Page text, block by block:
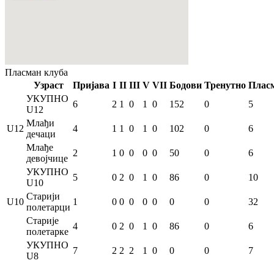
Пласман клуба
Узраст
Пријава I II III V VII Бодови Тренутно
U12
УКУПНО
U12
6 2 1 0 1 0 152 0
5
Млађи
дечаци
4 1 1 0 1 0 102 0
6
Млађе
девојчице
2 1 0 0 0 0 50 0 6
U10
УКУПНО
U10
5 0 2 0 1 0 86 0
10
Старији
полетарци
1 0 0 0 0 0 0 0
32
Старије
полетарке
4 0 2 0 1 0 86 0 6
УКУПНО
U8
7 2 2 2 1 0 0 0
7